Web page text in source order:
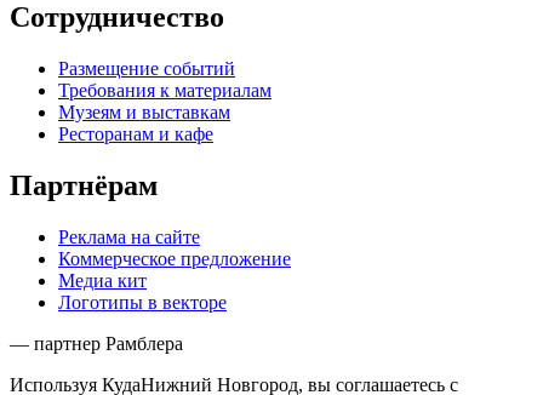
Сотрудничество
Размещение событий
Требования к материалам
Музеям и выставкам
Ресторанам и кафе
Партнёрам
Реклама на сайте
Коммерческое предложение
Медиа кит
Логотипы в векторе
— партнер Рамблера
Используя КудаНижний Новгород, вы соглашаетесь с